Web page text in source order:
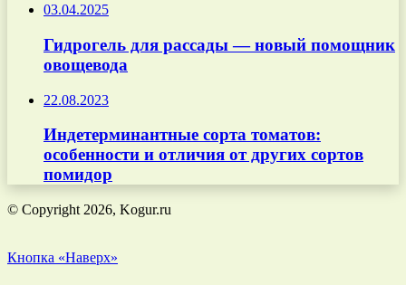
03.04.2025
Гидрогель для рассады — новый помощник
овощевода
22.08.2023
Индетерминантные сорта томатов:
особенности и отличия от других сортов
помидор
© Copyright 2026, Kogur.ru
Кнопка «Наверх»